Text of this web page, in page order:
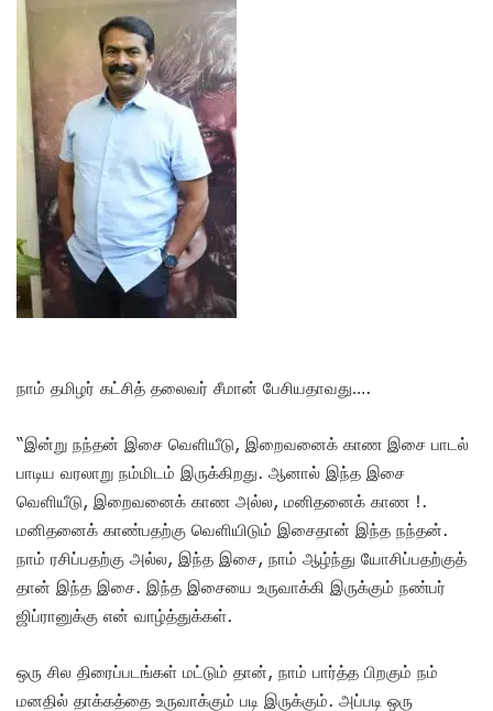
நாம் தமிழர் கட்சித் தலைவர் சீமான் பேசியதாவது….
“இன்று நந்தன் இசை வெளியீடு, இறைவனைக் காண இசை பாடல்
பாடிய வரலாறு நம்மிடம் இருக்கிறது. ஆனால் இந்த இசை
வெளியீடு, இறைவனைக் காண அல்ல, மனிதனைக் காண !.
மனிதனைக் காண்பதற்கு வெளியிடும் இசைதான் இந்த நந்தன்.
நாம் ரசிப்பதற்கு அல்ல, இந்த இசை, நாம் ஆழ்ந்து யோசிப்பதற்குத்
தான் இந்த இசை. இந்த இசையை உருவாக்கி இருக்கும் நண்பர்
ஜிப்ரானுக்கு என் வாழ்த்துக்கள்.
ஒரு சில திரைப்படங்கள் மட்டும் தான், நாம் பார்த்த பிறகும் நம்
மனதில் தாக்கத்தை உருவாக்கும் படி இருக்கும். அப்படி ஒரு